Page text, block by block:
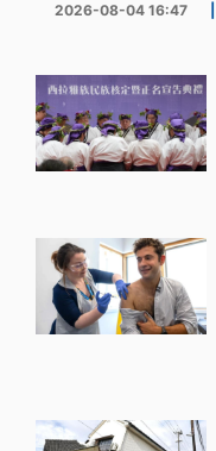
2026-08-04 16:47